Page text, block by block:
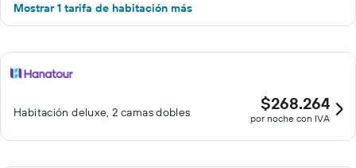
Mostrar 1 tarifa de habitación más
Habitación deluxe, 2 camas dobles $268.264
por noche con IVA